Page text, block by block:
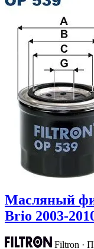
Масляный
Brio 2003-
Filtron ·